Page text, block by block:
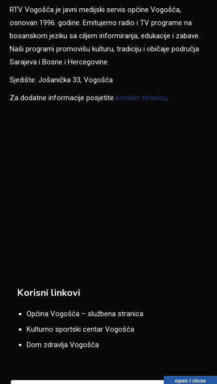
RTV Vogošća je javni medijski servis općine Vogošća,
osnovan 1996. godine. Emitujemo radio i TV programe na
bosanskom jeziku sa ciljem informiranja, edukacije i zabave.
Naši programi promovišu kulturu, tradiciju i običaje područja
Sarajeva i Bosne i Hercegovine.
Sjedište: Jošanička 33, Vogošća
Za dodatne informacije posjetite kontakt stranicu.
Korisni linkovi
Općina Vogošća – službena stranica
Kulturno sportski centar Vogošća
Dom zdravlja Vogošća
open / close